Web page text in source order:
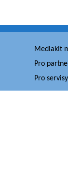
Mediakit
Pro
Pro servisy